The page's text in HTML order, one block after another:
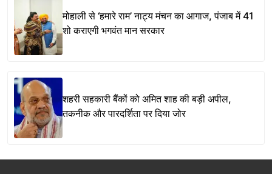
मोहाली से ‘हमारे राम’ नाट्य मंचन का आगाज, पंजाब में 41
शो कराएगी भगवंत मान सरकार
शहरी सहकारी बैंकों को अमित शाह की बड़ी अपील,
तकनीक और पारदर्शिता पर दिया जोर